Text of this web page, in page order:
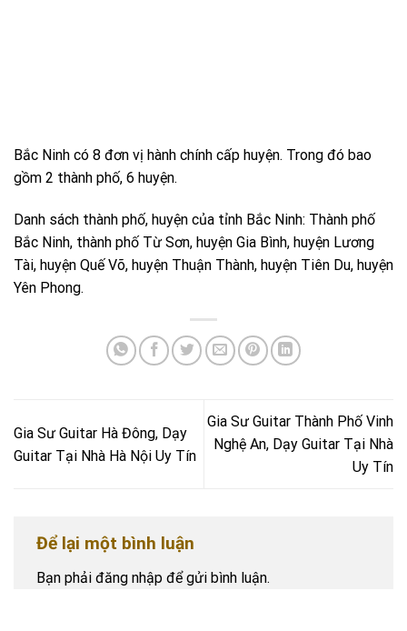
Bắc Ninh có 8 đơn vị hành chính cấp huyện. Trong đó bao
gồm 2 thành phố, 6 huyện.
Danh sách thành phố, huyện của tỉnh Bắc Ninh: Thành phố
Bắc Ninh, thành phố Từ Sơn, huyện Gia Bình, huyện Lương
Tài, huyện Quế Võ, huyện Thuận Thành, huyện Tiên Du, huyện
Yên Phong.
Gia Sư Guitar Hà Đông, Dạy
Guitar Tại Nhà Hà Nội Uy Tín
Gia Sư Guitar Thành Phố Vinh
Nghệ An, Dạy Guitar Tại Nhà
Uy Tín
Để lại một bình luận
Bạn phải đăng nhập để gửi bình luận.